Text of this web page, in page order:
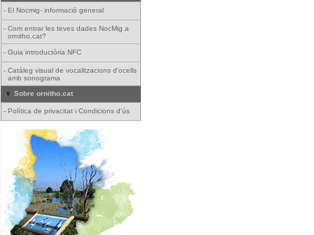
- El Nocmig- informació general
- Com entrar les teves dades NocMig a
ornitho.cat?
- Guia introductòria NFC
- Catàleg visual de vocalitzacions d'ocells
amb sonograma
Sobre ornitho.cat
- Política de privacitat i Condicions d'ús